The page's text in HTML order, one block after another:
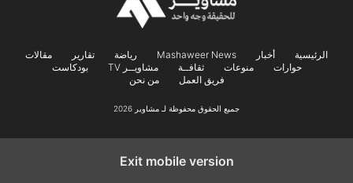
الرئيسية أخبار Mashaweer News رياضة تقارير
مقالات
حوارات
منوعات ثقافــة مشاويــر TV
بودكاست
فريق العمل
من نحن
جميع الحقوق محفوظة لـ مشاوير 2026
Exit mobile version